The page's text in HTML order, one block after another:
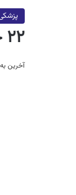
۲۲ خوردنی مضر برای دندان
آخرین به‌روز